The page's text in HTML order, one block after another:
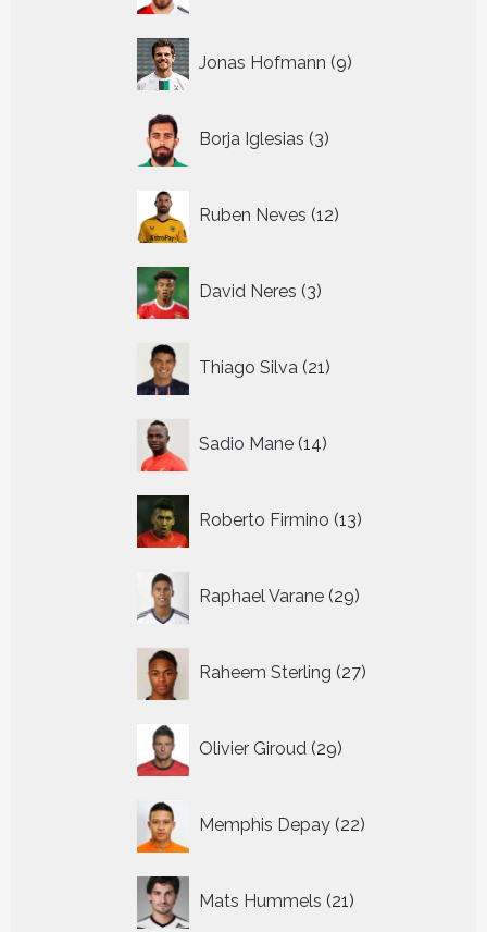
Jonas Hofmann 9
producten
Borja Iglesias 3
producten
Ruben Neves 12
producten
David Neres 3
producten
Thiago Silva 21
producten
Sadio Mane 14
producten
Roberto Firmino 13
producten
Raphael Varane 29
producten
Raheem Sterling 27
producten
Olivier Giroud 29
producten
Memphis Depay 22
producten
Mats Hummels 21
producten